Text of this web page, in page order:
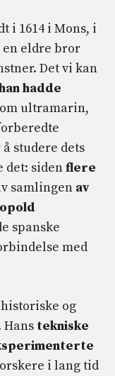
i 1614 i Mons, i
en eldre bror
Det vi kan
hadde
ultramarin,
studere dets
det: sidenflere
samlingen av
spanske
med
og
tekniske
i lang tid